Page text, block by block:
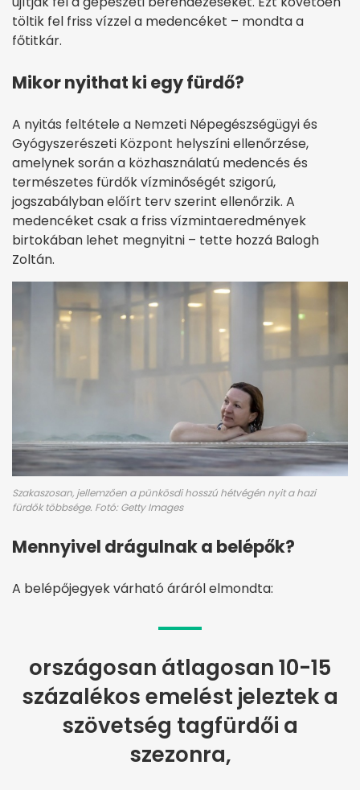
töltik fel friss vízzel a medencéket – mondta a
főtitkár.
Mikor nyithat ki egy fürdő?
A nyitás feltétele a Nemzeti Népegészségügyi és
Gyógyszerészeti Központ helyszíni ellenőrzése,
amelynek során a közhasználatú medencés és
természetes fürdők vízminőségét szigorú,
jogszabályban előírt terv szerint ellenőrzik. A
medencéket csak a friss vízmintaeredmények
birtokában lehet megnyitni – tette hozzá Balogh
Zoltán.
Szakaszosan, jellemzően a pünkösdi hosszú hétvégén nyit a hazi
fürdők többsége. Fotó: Getty Images
Mennyivel drágulnak a belépők?
A belépőjegyek várható áráról elmondta:
országosan átlagosan 10-15
százalékos emelést jeleztek a
szövetség tagfürdői a
szezonra,